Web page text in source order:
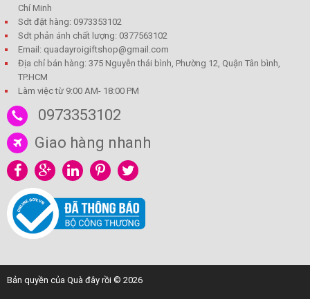
Chí Minh
Sdt đặt hàng: 0973353102
Sdt phản ánh chất lượng: 0377563102
Email: quadayroigiftshop@gmail.com
Địa chỉ bán hàng: 375 Nguyễn thái bình, Phường 12, Quận Tân bình,
TP.HCM
Làm việc từ 9:00 AM- 18:00 PM
0973353102
Giao hàng nhanh
Bản quyền của Quà đây rồi © 2026